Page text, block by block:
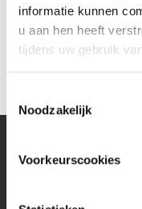
informatie kunnen
u aan hen heeft
tijdens uw gebruik
Selection
Noodzakelijk
Voorkeurscookies
Wil jij lokale klanten